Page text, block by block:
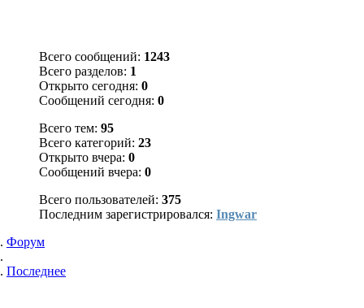
Всего сообщений: 1243
Всего разделов: 1
Открыто сегодня: 0
Сообщений сегодня: 0
Всего тем: 95
Всего категорий: 23
Открыто вчера: 0
Сообщений вчера: 0
Всего пользователей: 375
Последним зарегистрировался: Ingwar
Форум
Последнее